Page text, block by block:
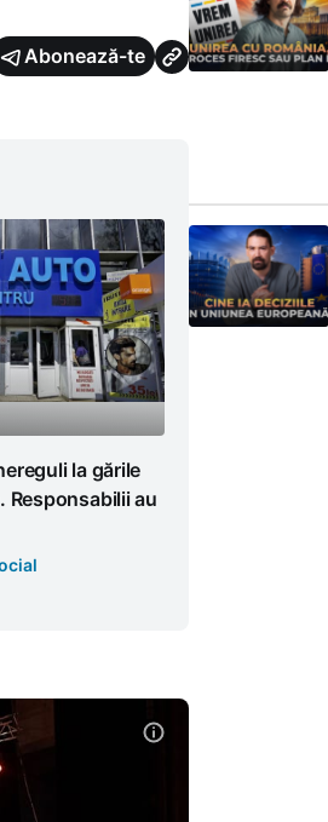
Abonează-te
la gările
Responsabilii au